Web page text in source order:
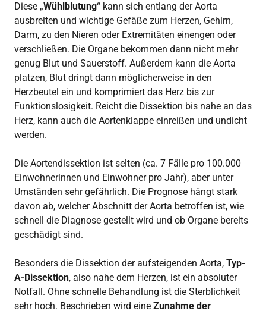
Diese „Wühlblutung“ kann sich entlang der Aorta
ausbreiten und wichtige Gefäße zum Herzen, Gehirn,
Darm, zu den Nieren oder Extremitäten einengen oder
verschließen. Die Organe bekommen dann nicht mehr
genug Blut und Sauerstoff. Außerdem kann die Aorta
platzen, Blut dringt dann möglicherweise in den
Herzbeutel ein und komprimiert das Herz bis zur
Funktionslosigkeit. Reicht die Dissektion bis nahe an das
Herz, kann auch die Aortenklappe einreißen und undicht
werden.
Die Aortendissektion ist selten (ca. 7 Fälle pro 100.000
Einwohnerinnen und Einwohner pro Jahr), aber unter
Umständen sehr gefährlich. Die Prognose hängt stark
davon ab, welcher Abschnitt der Aorta betroffen ist, wie
schnell die Diagnose gestellt wird und ob Organe bereits
geschädigt sind.
Besonders die Dissektion der aufsteigenden Aorta, Typ-
A-Dissektion, also nahe dem Herzen, ist ein absoluter
Notfall. Ohne schnelle Behandlung ist die Sterblichkeit
sehr hoch. Beschrieben wird eine Zunahme der